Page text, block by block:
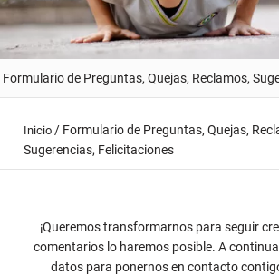
Formulario de Preguntas, Quejas, Reclamos,
Inicio / Formulario de Preguntas, Quejas,
Sugerencias, Felicitaciones
¡Queremos transformarnos para seguir
comentarios lo haremos posible. A
datos para ponernos en contacto